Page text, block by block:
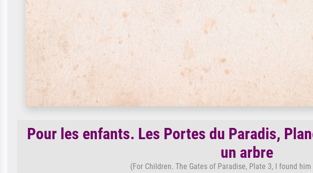
Pour les enfants. Les Portes du Paradis,
un arbre
(For Children. The Gates of Paradise, Plate 3, I found